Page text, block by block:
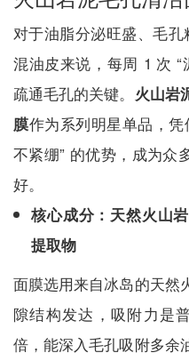
对于油脂分泌旺盛、毛
混油皮来说，每周 1 次 “
疏通毛孔的关键。 火山岩
膜作为系列明星单品，凭
不紧绷” 的优势，成为众
好。
核心成分：天然火山
提取物
面膜选用来自冰岛的天然
隙结构发达，吸附力是
倍，能深入毛孔吸附多余